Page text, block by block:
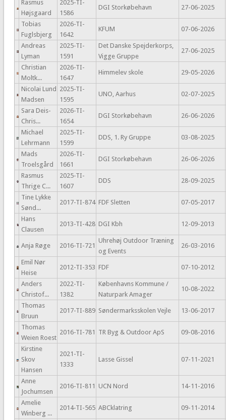
Rasmus
Højsgaard
2025-TI-
1586
DGI Storkøbehavn 27-06-2025
Tobias
Fuglsbjerg
2026-TI-
1642
KFUM 07-06-2026
Andreas
Lyman
2025-TI-
1591
Det Danske Spejderkorps,
Vigge Gruppe
27-06-2025
Christian
Moltk...
2026-TI-
1647
Himmelev skole 29-05-2026
Nicolai Lund
Madsen
2025-TI-
1595
UNO, Aarhus 02-07-2025
Sara Deis-
Chris...
2026-TI-
1654
DGI Storkøbehavn 26-06-2026
Michael
Lehrmann
2025-TI-
1599
DDS, 1. Ry Gruppe 03-08-2025
Mads
Troelsgård
2026-TI-
1661
DGI Storkøbehavn 26-06-2026
Rasmus
Thrige C...
2025-TI-
1607
DDS 28-09-2025
Tine Lykke
Sønd...
2017-TI-874 FDF Sletten 07-05-2017
Hans
Clausen
2013-TI-428 DGI Kbh 12-09-2013
Anja Røge 2016-TI-721
Uhrehøj Outdoor Træning
og Events
26-03-2016
Emil Nør
Heise
2012-TI-353 FDF 07-10-2012
Anders
Christof...
2022-TI-
1382
Københavns Kommune /
Naturpark Amager
10-08-2022
Thomas
Bruun
2017-TI-889 Søndermarksskolen Vejle 13-06-2017
Thomas
Weien Roest
2016-TI-781 TR Byg & Outdoor ApS 09-08-2016
Kirstine
Skov
Hansen
2021-TI-
1333
Lasse Gissel 07-11-2021
Anne
Jochumsen
2016-TI-811 UCN Nord 14-11-2016
Amelie
Winberg ...
2014-TI-565 ABCklatring 09-11-2014